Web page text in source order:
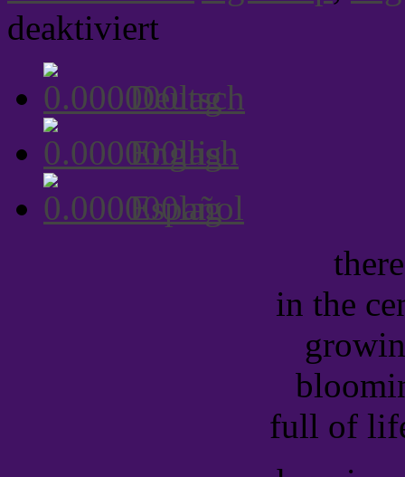
deaktiviert
Deutsch
English
Español
in the
full of